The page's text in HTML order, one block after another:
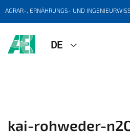
AGRAR-, ERNÄHRUNGS- UND
DE
kai-rohweder-